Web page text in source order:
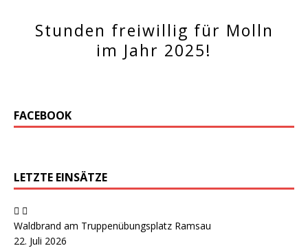
Stunden freiwillig für Molln
im Jahr 2025!
FACEBOOK
LETZTE EINSÄTZE
Waldbrand am Truppenübungsplatz Ramsau
22. Juli 2026